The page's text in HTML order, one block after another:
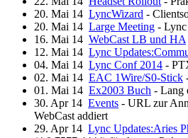
20. Mai 14 LyncWizard -
20. Mai 14 Large Meeting - Lync
16. Mai 14 WebCast LB und HA
12. Mai 14 Lync
04. Mai 14 Lync Conf 2014 -
02. Mai 14 EAC 1Wire/S0-Stick
01. Mai 14 Ex2003 Buch - Lang
30. Apr 14 Events - URL zur
WebCast addiert
29. Apr 14 Lync Updates:Aries